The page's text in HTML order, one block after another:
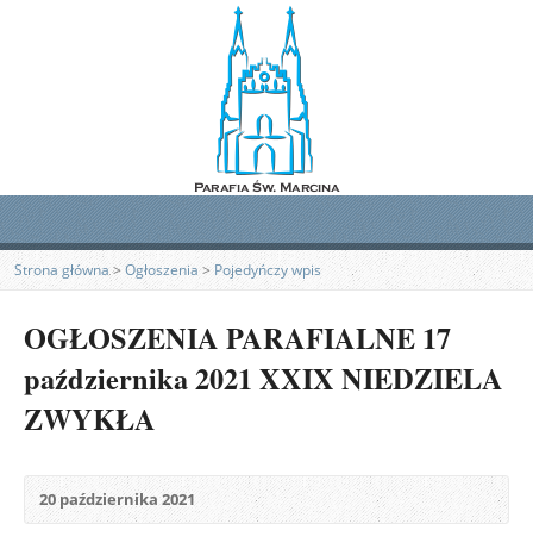
Strona główna> Ogłoszenia>Pojedyńczy wpis
OGŁOSZENIA PARAFIALNE 17
października 2021 XXIX NIEDZIELA
ZWYKŁA
20 października 2021